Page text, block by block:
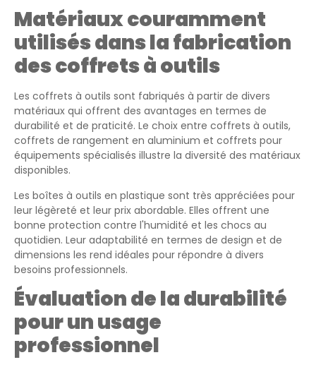
Matériaux couramment
utilisés dans la fabrication
des coffrets à outils
Les coffrets à outils sont fabriqués à partir de divers
matériaux qui offrent des avantages en termes de
durabilité et de praticité. Le choix entre coffrets à outils,
coffrets de rangement en aluminium et coffrets pour
équipements spécialisés illustre la diversité des matériaux
disponibles.
Les boîtes à outils en plastique sont très appréciées pour
leur légèreté et leur prix abordable. Elles offrent une
bonne protection contre l'humidité et les chocs au
quotidien. Leur adaptabilité en termes de design et de
dimensions les rend idéales pour répondre à divers
besoins professionnels.
Évaluation de la durabilité
pour un usage
professionnel